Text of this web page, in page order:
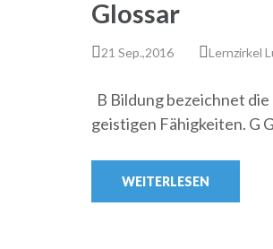
Glossar
21 Sep.,2016 Lernzirkel
B Bildung bezeichnet
geistigen Fähigkeiten. G
WEITERLESEN